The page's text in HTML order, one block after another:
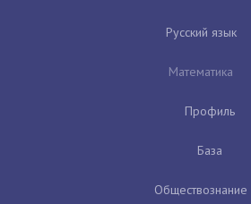
Русский язык
Математика
Профиль
База
Обществознание